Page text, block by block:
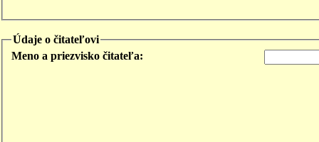
Údaje o čitateľovi
Meno a priezvisko čitateľa: